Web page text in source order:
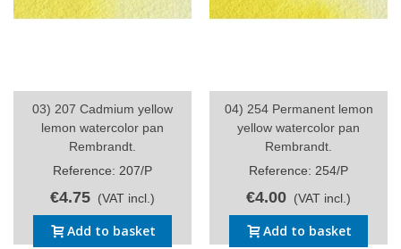
03) 207 Cadmium yellow
lemon watercolor pan
Rembrandt.
Reference: 207/P
€4.75 (VAT incl.)
Add to basket
04) 254 Permanent lemon
yellow watercolor pan
Rembrandt.
Reference: 254/P
€4.00 (VAT incl.)
Add to basket